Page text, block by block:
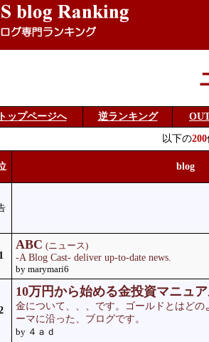
トップページへ 逆ランキング
以下の200
blog
ABC (ニュース)
-A Blog Cast- deliver up-to-date news.
by marymari6
10万円から始める金投資マニュ
金について、、、です。ゴールドとはど
ーマに沿った、ブログです。
by ４ａｄ